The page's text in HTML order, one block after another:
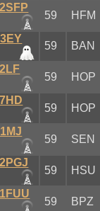
59 HFM
59 BAN
59 HOP
59 HOP
59 SEN
59 HSU
59 BPZ